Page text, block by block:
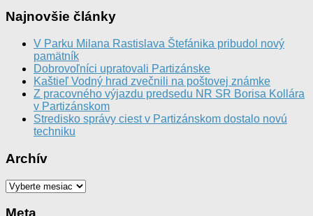
Najnovšie články
V Parku Milana Rastislava Štefánika pribudol nový
pamätník
Dobrovoľníci upratovali Partizánske
Kaštieľ Vodný hrad zvečnili na poštovej známke
Z pracovného výjazdu predsedu NR SR Borisa Kollára
v Partizánskom
Stredisko správy ciest v Partizánskom dostalo novú
techniku
Archív
Archív
Meta